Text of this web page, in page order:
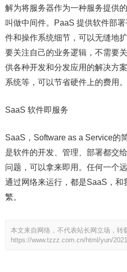
解为将服务器作为一种服务提供
叫做中间件。PaaS 提供软件部
件和操作系统细节，可以无缝地
要关注自己的业务逻辑，不需要
供各种开发和分发应用的解决方
系统等，可以节省硬件上的费用。
SaaS 软件即服务
SaaS，Software as a Service的
是软件的开发、管理、部署都交
问题，可以拿来即用。任何一个
通过网络来运行，都是SaaS，和
繁。
本文来自网络，不代表站长网立场，转
https://www.tzzz.com.cn/html/yun/